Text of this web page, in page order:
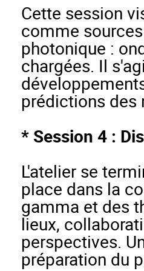
Cette session
comme
photonique :
chargées. Il
prédictions des
* Session 4 :
L'atelier se
place dans la
gamma et des
lieux,
perspectives.
préparation du